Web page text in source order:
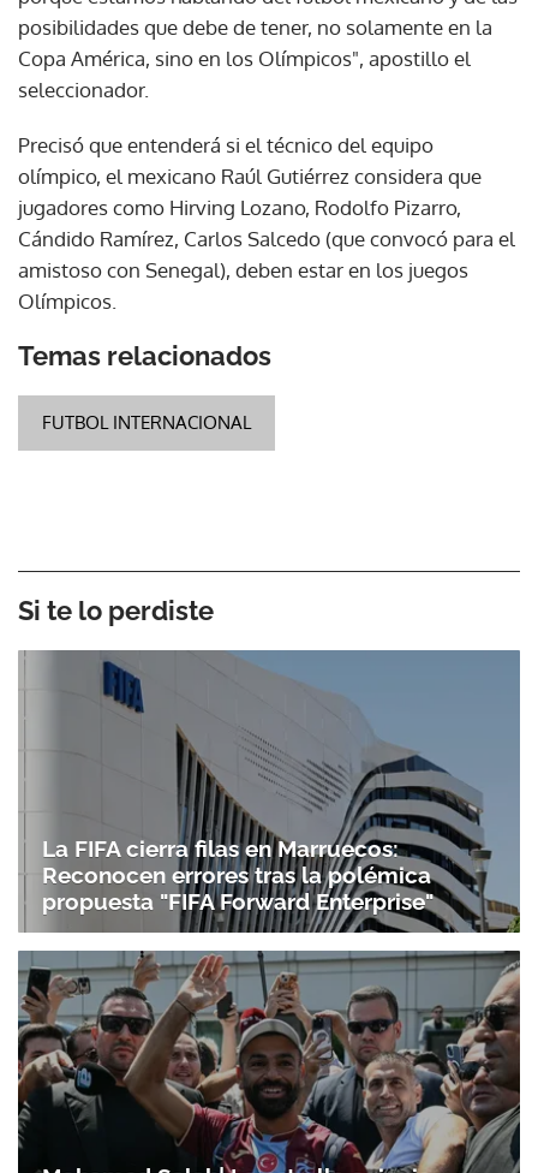
posibilidades que debe de tener, no solamente en la
Copa América, sino en los Olímpicos", apostillo el
seleccionador.
Precisó que entenderá si el técnico del equipo
olímpico, el mexicano Raúl Gutiérrez considera que
jugadores como Hirving Lozano, Rodolfo Pizarro,
Cándido Ramírez, Carlos Salcedo (que convocó para el
amistoso con Senegal), deben estar en los juegos
Olímpicos.
Temas relacionados
FUTBOL INTERNACIONAL
Si te lo perdiste
La FIFA cierra filas en Marruecos:
Reconocen errores tras la polémica
propuesta "FIFA Forward Enterprise"